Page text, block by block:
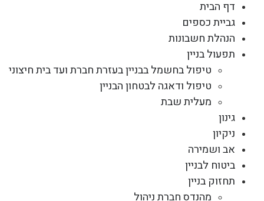
דף הבית
גביית כספים
הנהלת חשבונות
תפעול בניין
טיפול בחשמל בבניין בעזרת חברת ועד בית חיצוני
טיפול ודאגה לבטחון הבניין
מעלית שבת
גינון
ניקיון
אב ושמירה
ביטוח לבניין
תחזוק בניין
מהנדס חברת ניהול